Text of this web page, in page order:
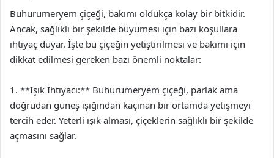
Buhurumeryem çiçeği, bakımı oldukça kolay bir bitkidir.
Ancak, sağlıklı bir şekilde büyümesi için bazı koşullara
ihtiyaç duyar. İşte bu çiçeğin yetiştirilmesi ve bakımı için
dikkat edilmesi gereken bazı önemli noktalar:
1. **Işık İhtiyacı:** Buhurumeryem çiçeği, parlak ama
doğrudan güneş ışığından kaçınan bir ortamda yetişmeyi
tercih eder. Yeterli ışık alması, çiçeklerin sağlıklı bir şekilde
açmasını sağlar.